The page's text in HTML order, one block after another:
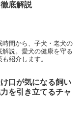
底解説
間から、子犬・老犬の
説。愛犬の健康を守る
紹介します。
口が気になる飼い
を引き立てるチャ